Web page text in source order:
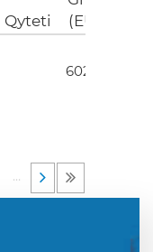
Qyteti
(EUR)
602.00
…